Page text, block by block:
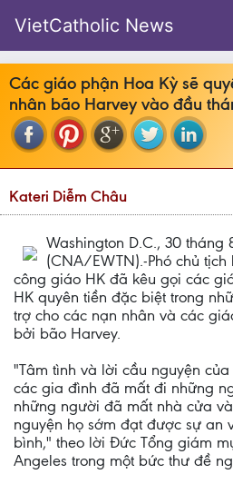
VietCatholic News
Các giáo phận Hoa Kỳ sẽ
nhân bão Harvey vào đầu
Kateri Diễm Châu
Washington D.C., 30 tháng
(CNA/EWTN).-Phó chủ
công giáo HK đã kêu gọi các
HK quyên tiền đặc biệt trong
trợ cho các nạn nhân và các
bởi bão Harvey.
"Tâm tình và lời cầu nguyện
các gia đình đã mất đi những
những người đã mất nhà cửa
nguyện họ sớm đạt được sự an
bình," theo lời Đức Tổng giám
Angeles trong một bức thư đề